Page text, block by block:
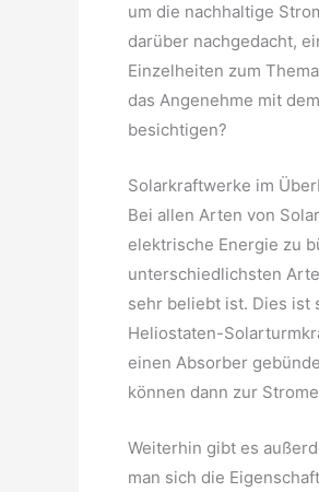
um die nachhaltige
darüber nachgedacht,
Einzelheiten zum
das Angenehme mit
besichtigen?
Solarkraftwerke im
Bei allen Arten von
elektrische Energie zu
unterschiedlichsten
sehr beliebt ist. Dies ist
Heliostaten-
einen Absorber
können dann zur
Weiterhin gibt es
man sich die